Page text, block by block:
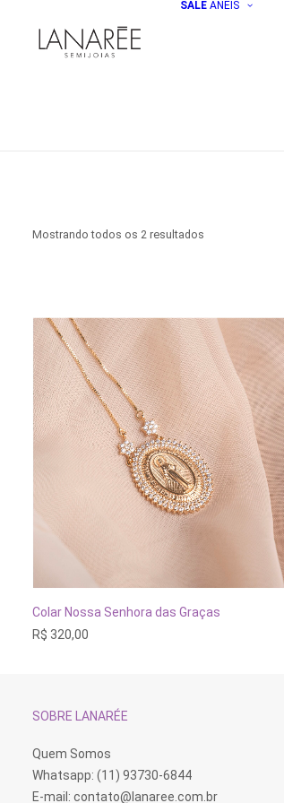
SALE ANÉIS
Mostrando todos os 2 resultados
Colar Nossa Senhora das Graças
R$ 320,00
SOBRE LANARÉE
Quem Somos
Whatsapp: (11) 93730-6844
E-mail: contato@lanaree.com.br